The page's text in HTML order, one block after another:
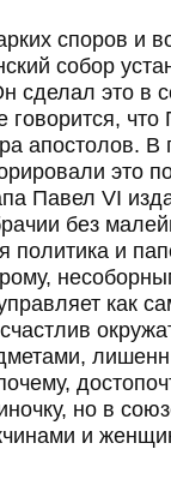
споров и
собор
сделал это в
говорится, что
апостолов. В
это
Павел VI
без
политика и
как
но в
и